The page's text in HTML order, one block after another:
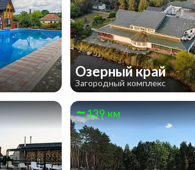
Озерный край
Загородный комплекс
139 км